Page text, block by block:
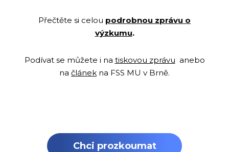
Přečtěte si celou podrobnou zprávu o
výzkumu.
Podívat se můžete i na tiskovou zprávu anebo
na článek na FSS MU v Brně.
Chci prozkoumat